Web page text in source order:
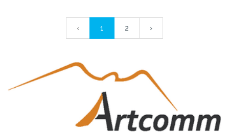
‹ 1 2 ›